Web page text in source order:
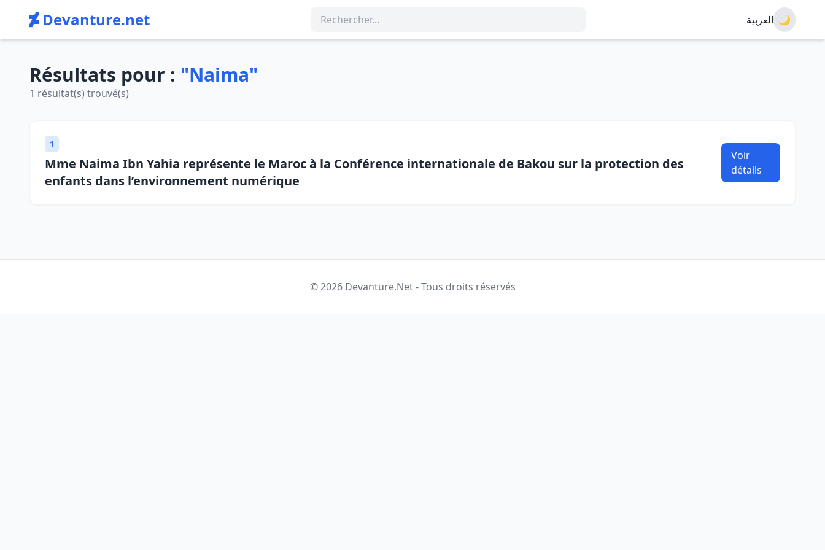
Devanture.net العربية 🌙
Résultats pour : "Naima"
1 résultat(s) trouvé(s)
1
Mme Naima Ibn Yahia représente le Maroc à la Conférence internationale de Bakou sur la protection des
enfants dans l’environnement numérique
Voir
détails
© 2026 Devanture.Net - Tous droits réservés